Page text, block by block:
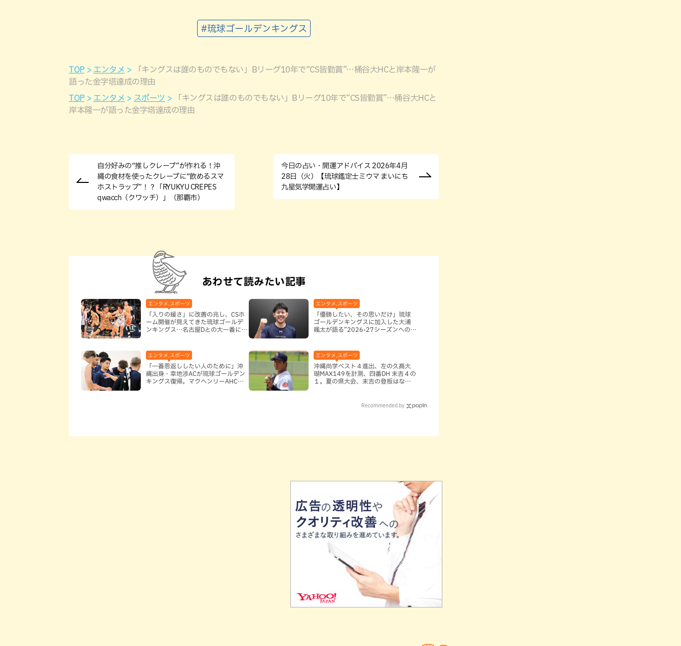
#琉球ゴールデンキングス
TOP エンタメ
「キングスは誰のものでもない」Bリーグ10年で“CS皆勤賞”…桶谷大HCと岸本隆一が
語った金字塔達成の理由
TOP
エンタメ スポーツ
「キングスは誰のものでもない」Bリーグ10年で“CS皆勤賞”…桶谷大HCと
岸本隆一が語った金字塔達成の理由
自分好みの“推しクレープ”が作れる！沖
縄の食材を使ったクレープに“飲めるスマ
ホストラップ”！？「RYUKYU CREPES
qwacch（クワッチ）」（那覇市）
今日の占い・開運アドバイス 2026年4月
28日（火）【琉球鑑定士ミウマ まいにち
九星気学開運占い】
あわせて読みたい記事
エンタメ,スポーツ
「入りの緩さ」に改善の兆し、CSホ
ーム開催が見えてきた琉球ゴールデ
ンキングス…名古屋Dとの大一番に勝
エンタメ,スポーツ
「優勝したい、その思いだけ」琉球
ゴールデンキングスに加入した大浦
颯太が語る“2026-27シーズンへの決
エンタメ,スポーツ
「一番恩返ししたい人のために」沖
縄出身・幸地渉ACが琉球ゴールデン
キングス復帰。マクヘンリーAHCに
エンタメ,スポーツ
沖縄尚学ベスト４進出、左の久髙大
瑚MAX149を計測、四番DH 末吉４の
１。夏の県大会、末吉の登板はなし
Recommended by